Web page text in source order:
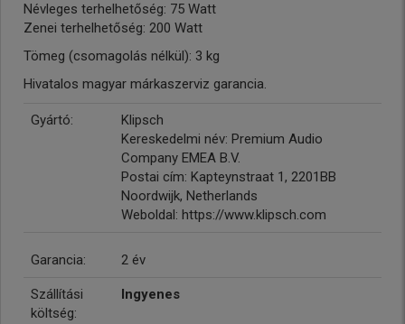
Névleges terhelhetőség: 75 Watt
Zenei terhelhetőség: 200 Watt
Tömeg (csomagolás nélkül): 3 kg
Hivatalos magyar márkaszerviz garancia.
Gyártó:
Klipsch
Kereskedelmi név: Premium Audio
Company EMEA B.V.
Postai cím: Kapteynstraat 1, 2201BB
Noordwijk, Netherlands
Weboldal: https://www.klipsch.com
Garancia: 2 év
Szállítási
költség:
Ingyenes